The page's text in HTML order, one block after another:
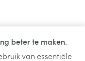
beter te maken.
van essentiële